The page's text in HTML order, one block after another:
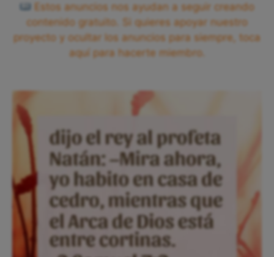
Estos anuncios nos ayudan a seguir creando
contenido gratuito. Si quieres apoyar nuestro
proyecto y ocultar los anuncios para siempre, toca
aquí para hacerte miembro.